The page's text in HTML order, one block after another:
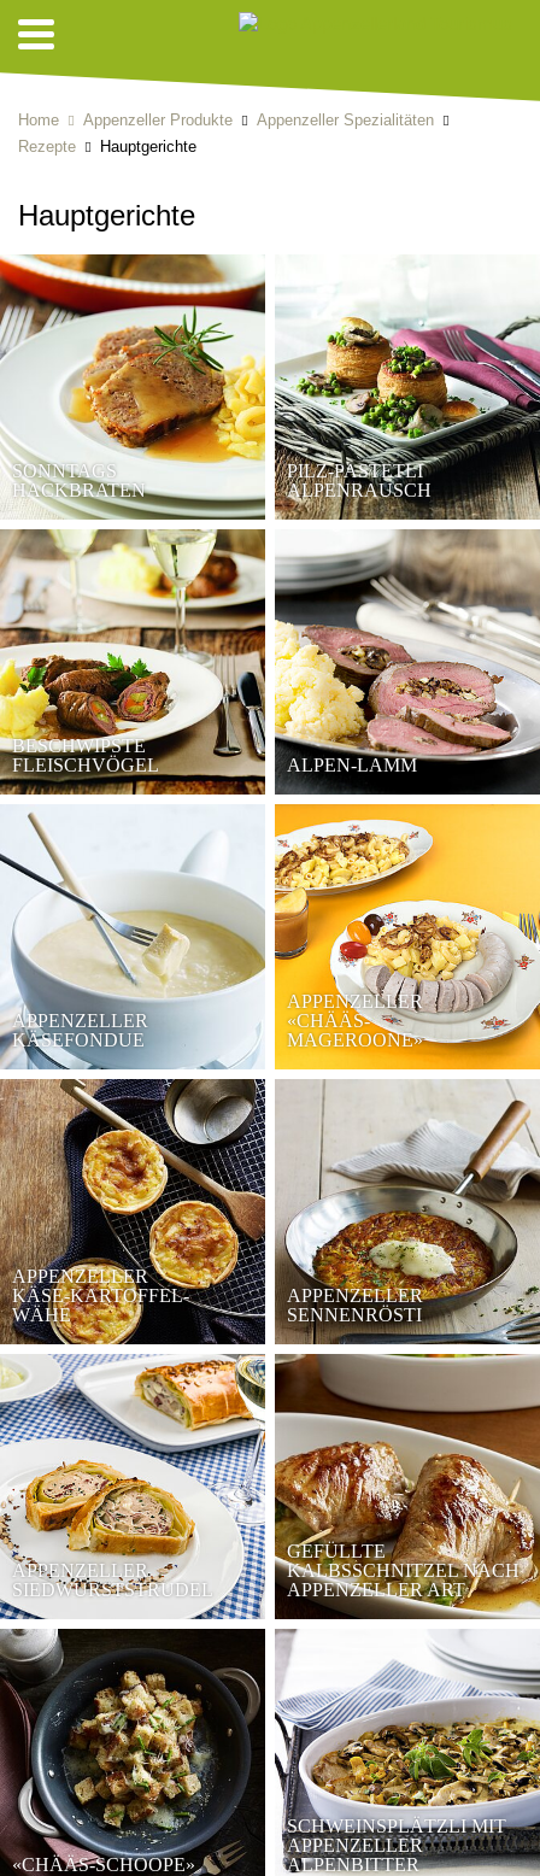
Home Appenzeller Produkte
Appenzeller Spezialitäten
Rezepte
Hauptgerichte
Hauptgerichte
SONNTAGS
HACKBRATEN
PILZ-PASTETLI
ALPENRAUSCH
BESCHWIPSTE
FLEISCHVÖGEL
ALPEN-LAMM
APPENZELLER
KÄSEFONDUE
APPENZELLER
«CHÄÄS-
MAGEROONE»
APPENZELLER
KÄSE-KARTOFFEL-
WÄHE
APPENZELLER
SENNENRÖSTI
APPENZELLER
SIEDWURSTSTRUDEL
GEFÜLLTE
KALBSSCHNITZEL NACH
APPENZELLER ART
«CHÄÄS-SCHOOPE»
SCHWEINSPLÄTZLI MIT
APPENZELLER
ALPENBITTER